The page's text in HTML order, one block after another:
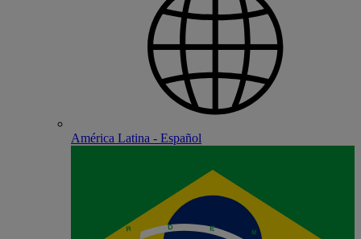
América Latina - Español